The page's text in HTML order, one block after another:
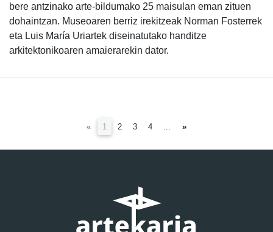
bere antzinako arte-bildumako 25 maisulan eman zituen
dohaintzan. Museoaren berriz irekitzeak Norman Fosterrek
eta Luis María Uriartek diseinatutako handitze
arkitektonikoaren amaierarekin dator.
« 1 (current)
2 3 4 »